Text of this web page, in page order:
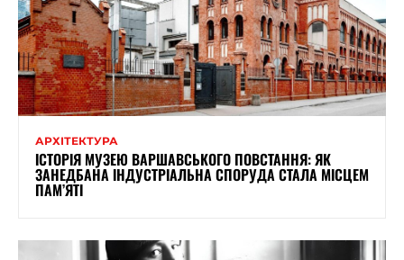
АРХІТЕКТУРА
ІСТОРІЯ МУЗЕЮ ВАРШАВСЬКОГО ПОВСТАННЯ: ЯК
ЗАНЕДБАНА ІНДУСТРІАЛЬНА СПОРУДА СТАЛА МІСЦЕМ
ПАМ’ЯТІ